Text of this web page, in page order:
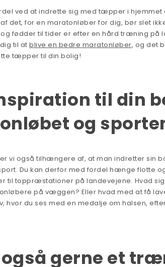
ved at indrette sig med tæpper i
det, for en maratonløber for dig, bør slet
fødder til tider er efter en hård træning på
til at blive en bedre maratonløber, og det
tæpper til din bolig!
til din
og
vi også tilhængere af, at man indretter sin
Du kan derfor med fordel hænge flotte
til toppræstationer på landevejene. Hvad
på væggen? Eller hvad med at få
hvor du ses med en medalje om halsen,
gerne et